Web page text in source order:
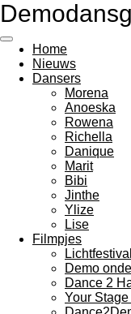
Ga
naar
hoofdinhoud
Home
Nieuws
Dansers
Morena
Anoeska
Rowena
Richella
Danique
Marit
Bibi
Jinthe
Ylize
Lise
Filmpjes
Demo
Dance 2
Your